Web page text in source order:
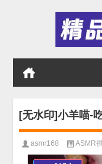
[无水印]小羊喵-
asmr168 ASMR